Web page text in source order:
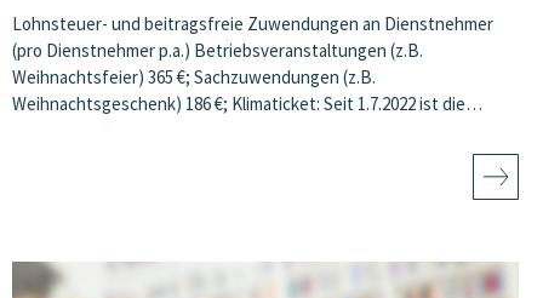
Lohnsteuer- und beitragsfreie Zuwendungen an Dienstnehmer
(pro Dienstnehmer p.a.) Betriebsveranstaltungen (z.B.
Weihnachtsfeier) 365 €; Sachzuwendungen (z.B.
Weihnachtsgeschenk) 186 €; Klimaticket: Seit 1.7.2022 ist die…